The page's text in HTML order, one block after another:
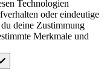
Technologien
oder eindeutige
deine Zustimmung
Merkmale und